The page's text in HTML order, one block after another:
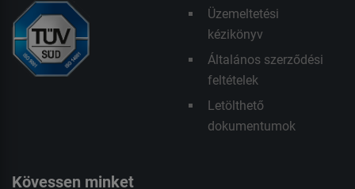
Üzemeltetési
kézikönyv
Általános szerződési
feltételek
Letölthető
dokumentumok
Kövessen minket